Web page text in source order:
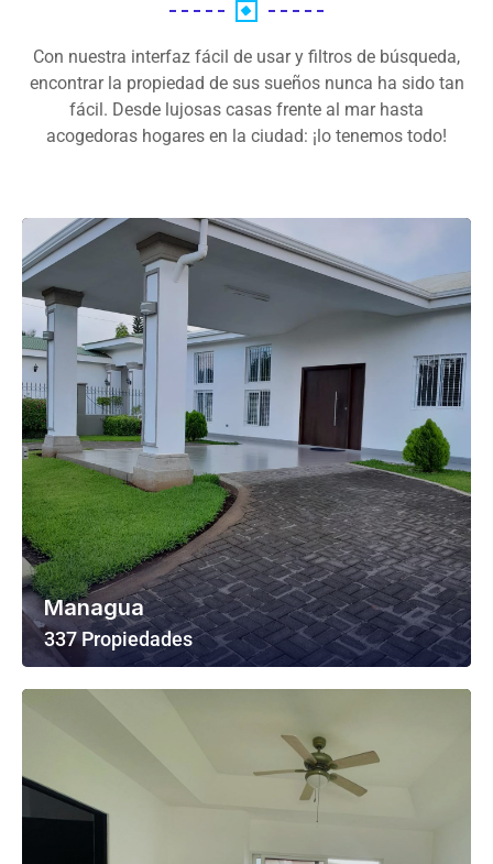
Con nuestra interfaz fácil de usar y filtros de búsqueda,
encontrar la propiedad de sus sueños nunca ha sido tan
fácil. Desde lujosas casas frente al mar hasta
acogedoras hogares en la ciudad: ¡lo tenemos todo!
Managua
337 Propiedades
Ver Todas Las Propiedades